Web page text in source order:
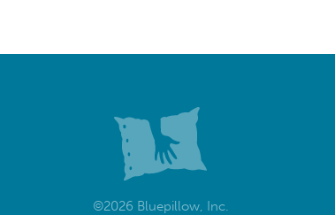
©2026 Bluepillow, Inc.